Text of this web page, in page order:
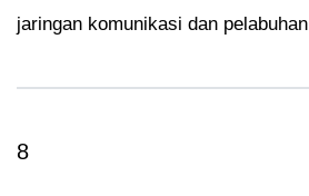
jaringan komunikasi dan
8